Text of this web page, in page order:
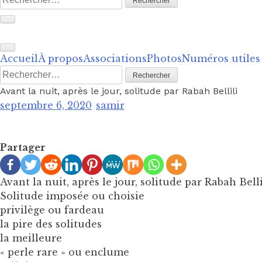
AccueilÀ proposAssociationsPhotosNuméros utiles
Rechercher :
Avant la nuit, après le jour, solitude par Rabah Bellili
septembre 6, 2020 samir
Partager
Avant la nuit, après le jour, solitude par Rabah
Solitude imposée ou choisie
privilège ou fardeau
la pire des solitudes
la meilleure
« perle rare » ou enclume